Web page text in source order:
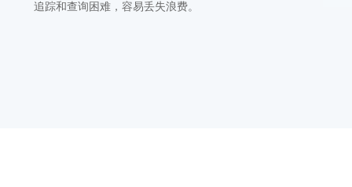
追踪和查询困难，容易丢失浪费。